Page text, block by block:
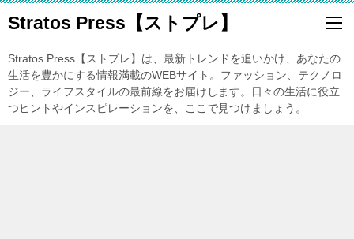
Stratos Press【ストプレ】
Stratos Press【ストプレ】は、最新トレンドを追いかけ、あなたの
生活を豊かにする情報満載のWEBサイト。ファッション、テクノロ
ジー、ライフスタイルの最前線をお届けします。日々の生活に役立
つヒントやインスピレーションを、ここで見つけましょう。